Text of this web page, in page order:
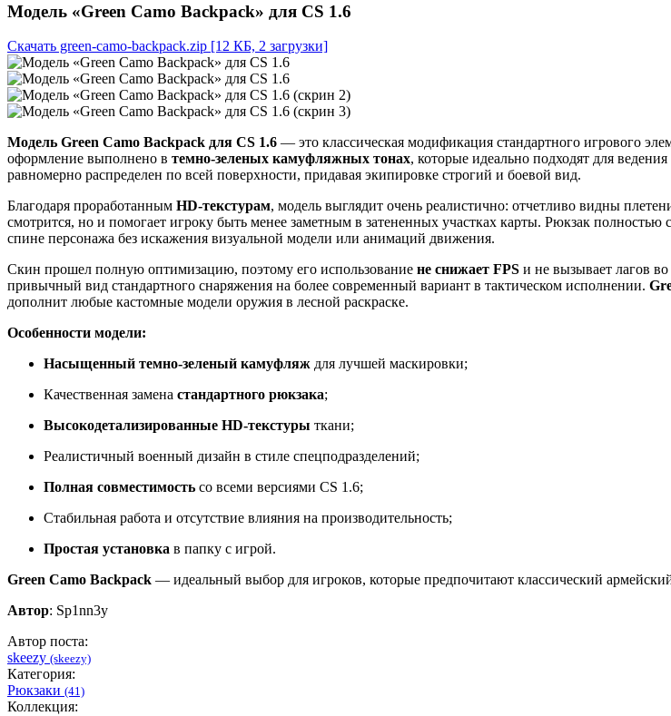
Модель «Green Camo Backpack» для CS 1.6
Скачать green-camo-backpack.zip [12 КБ, 2 загрузки]
Модель Green Camo Backpack для CS 1.6 — это классическая модификация стандартного игрового
оформление выполнено в темно-зеленых камуфляжных тонах, которые идеально подходят для
равномерно распределен по всей поверхности, придавая экипировке строгий и боевой вид.
Благодаря проработанным HD-текстурам, модель выглядит очень реалистично: отчетливо видны
смотрится, но и помогает игроку быть менее заметным в затененных участках карты. Рюкзак полностью
спине персонажа без искажения визуальной модели или анимаций движения.
Скин прошел полную оптимизацию, поэтому его использование не снижает FPS и не вызывает лагов
привычный вид стандартного снаряжения на более современный вариант в тактическом исполнении.
дополнит любые кастомные модели оружия в лесной раскраске.
Особенности модели:
Насыщенный темно-зеленый камуфляж для лучшей маскировки;
Качественная замена стандартного рюкзака;
Высокодетализированные HD-текстуры ткани;
Реалистичный военный дизайн в стиле спецподразделений;
Полная совместимость со всеми версиями CS 1.6;
Стабильная работа и отсутствие влияния на производительность;
Простая установка в папку с игрой.
Green Camo Backpack — идеальный выбор для игроков, которые предпочитают классический
Автор: Sp1nn3y
Автор поста:
skeezy (skeezy)
Категория:
Рюкзаки (41)
Коллекция: